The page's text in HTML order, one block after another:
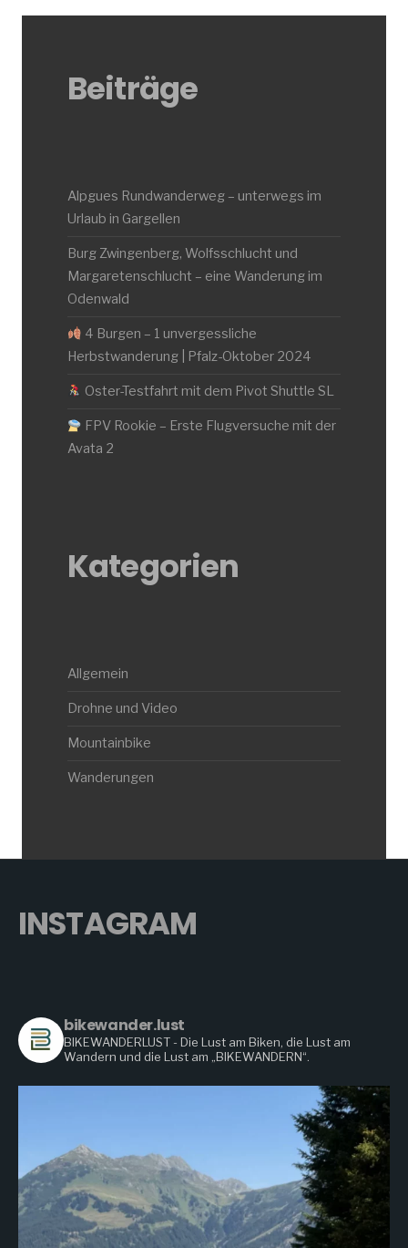
Beiträge
Alpgues Rundwanderweg – unterwegs im
Urlaub in Gargellen
Burg Zwingenberg, Wolfsschlucht und
Margaretenschlucht – eine Wanderung im
Odenwald
4 Burgen – 1 unvergessliche
Herbstwanderung | Pfalz-Oktober 2024
Oster-Testfahrt mit dem Pivot Shuttle SL
FPV Rookie – Erste Flugversuche mit der
Avata 2
Kategorien
Allgemein
Drohne und Video
Mountainbike
Wanderungen
INSTAGRAM
bikewander.lust
BIKEWANDERLUST - Die Lust am Biken, die Lust am
Wandern und die Lust am „BIKEWANDERN“.